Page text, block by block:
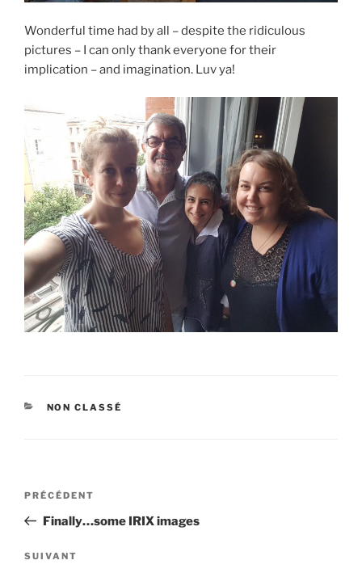
Wonderful time had by all – despite the ridiculous
pictures – I can only thank everyone for their
implication – and imagination. Luv ya!
CATÉGORIES
NON CLASSÉ
Navigation
l’article
Article
précédent
PRÉCÉDENT
Finally…some IRIX images
Article
SUIVANT